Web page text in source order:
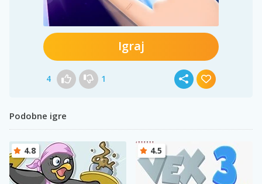
Igraj
4 1
Podobne igre
4.8 4.5